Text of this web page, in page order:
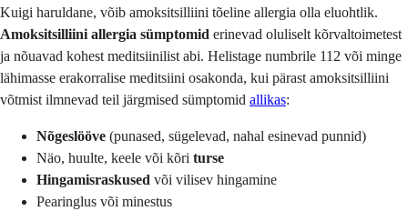
Kuigi haruldane, võib amoksitsilliini tõeline allergia olla eluohtlik.
Amoksitsilliini allergia sümptomid erinevad oluliselt kõrvaltoimetest
ja nõuavad kohest meditsiinilist abi. Helistage numbrile 112 või minge
lähimasse erakorralise meditsiini osakonda, kui pärast amoksitsilliini
võtmist ilmnevad teil järgmised sümptomid allikas:
Nõgeslööve (punased, sügelevad, nahal esinevad punnid)
Näo, huulte, keele või kõri turse
Hingamisraskused või vilisev hingamine
Pearinglus või minestus